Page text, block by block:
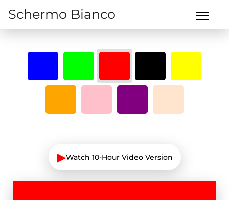
Schermo Bianco
▶Watch 10-Hour Video Version